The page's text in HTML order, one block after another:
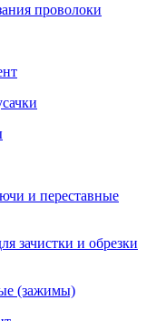
проволоки
и переставные
зачистки и обрезки
(зажимы)